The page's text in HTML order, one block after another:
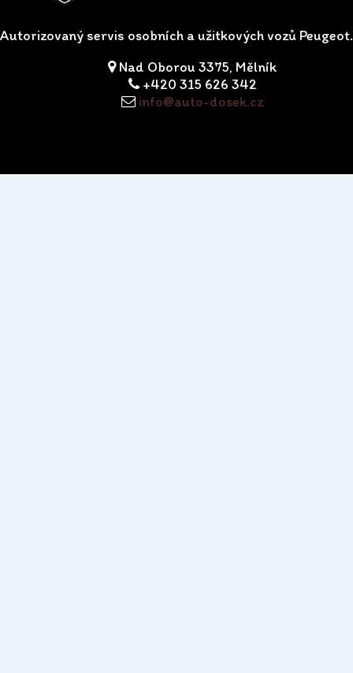
Autorizovaný servis osobních a užitkových vozů Peugeot.
Nad Oborou 3375, Mělník
+420 315 626 342
info@auto-dosek.cz